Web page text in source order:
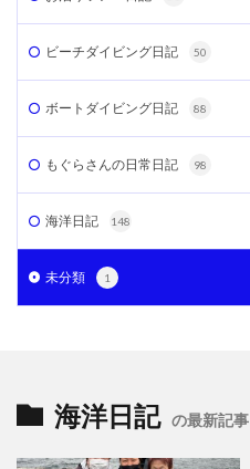
ビーチダイビング日記 50
ボートダイビング日記 88
もぐらさんの日常日記 98
海洋日記 148
未分類 1
海洋日記 の最新記事